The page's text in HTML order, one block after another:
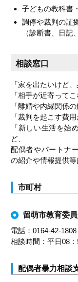
子どもの教科書
調停や裁判の証
（診断書、日記
相談窓口
「家を出たいけど
「相手が近寄って
「離婚や内縁関係
「裁判を起こす費
「新しい生活を
ど、
配偶者やパートナ
の紹介や情報提供等
市町村
留萌市教育委
電話：0164-42-1808
相談時間：平日08
配偶者暴力相談